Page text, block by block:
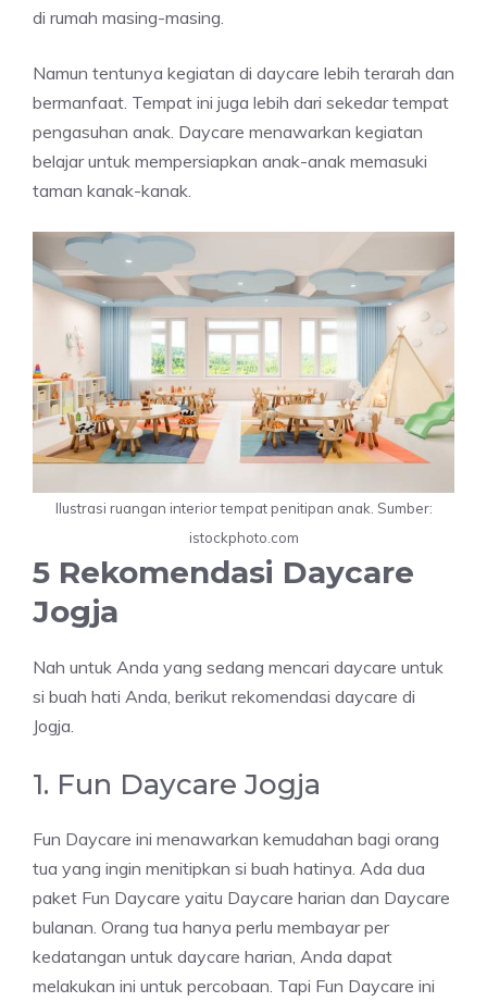
di rumah masing-masing.
Namun tentunya kegiatan di daycare lebih terarah dan
bermanfaat. Tempat ini juga lebih dari sekedar tempat
pengasuhan anak. Daycare menawarkan kegiatan
belajar untuk mempersiapkan anak-anak memasuki
taman kanak-kanak.
Ilustrasi ruangan interior tempat penitipan anak. Sumber:
istockphoto.com
5 Rekomendasi Daycare
Jogja
Nah untuk Anda yang sedang mencari daycare untuk
si buah hati Anda, berikut rekomendasi daycare di
Jogja.
1. Fun Daycare Jogja
Fun Daycare ini menawarkan kemudahan bagi orang
tua yang ingin menitipkan si buah hatinya. Ada dua
paket Fun Daycare yaitu Daycare harian dan Daycare
bulanan. Orang tua hanya perlu membayar per
kedatangan untuk daycare harian, Anda dapat
melakukan ini untuk percobaan. Tapi Fun Daycare ini